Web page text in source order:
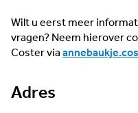
Wilt u eerst meer
vragen? Neem hierover
Coster via
Adres